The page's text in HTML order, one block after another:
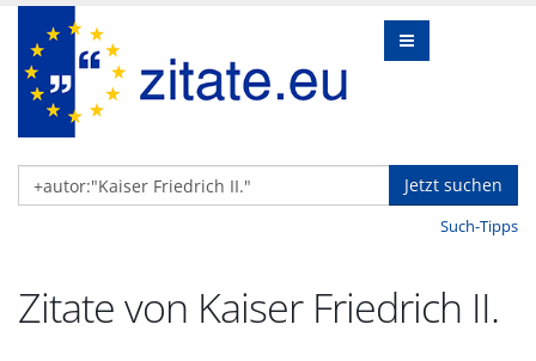
Jetzt suchen
Such-Tipps
Zitate von Kaiser Friedrich II.